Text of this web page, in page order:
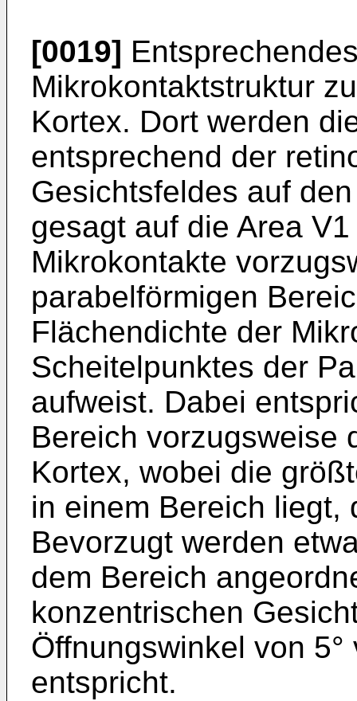
[0019]
Mikrokontaktstruktur
Kortex. Dort werden
entsprechend der
Gesichtsfeldes auf
gesagt auf die Area
Mikrokontakte
parabelförmigen
Flächendichte der
Scheitelpunktes der
aufweist. Dabei
Bereich vorzugsweise
Kortex, wobei die
in einem Bereich liegt,
Bevorzugt werden
dem Bereich
konzentrischen
Öffnungswinkel von
entspricht.